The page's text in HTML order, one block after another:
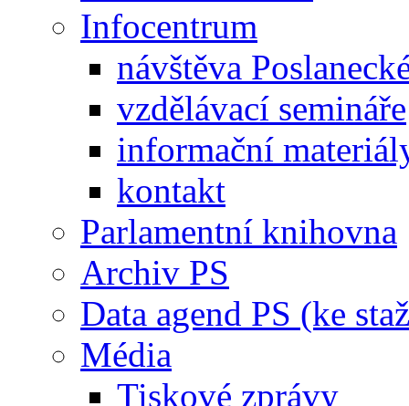
Infocentrum
návštěva
vzdělávací semináře
informační
kontakt
Parlamentní knihovna
Archiv PS
Data agend PS (ke
Média
Tiskové zprávy